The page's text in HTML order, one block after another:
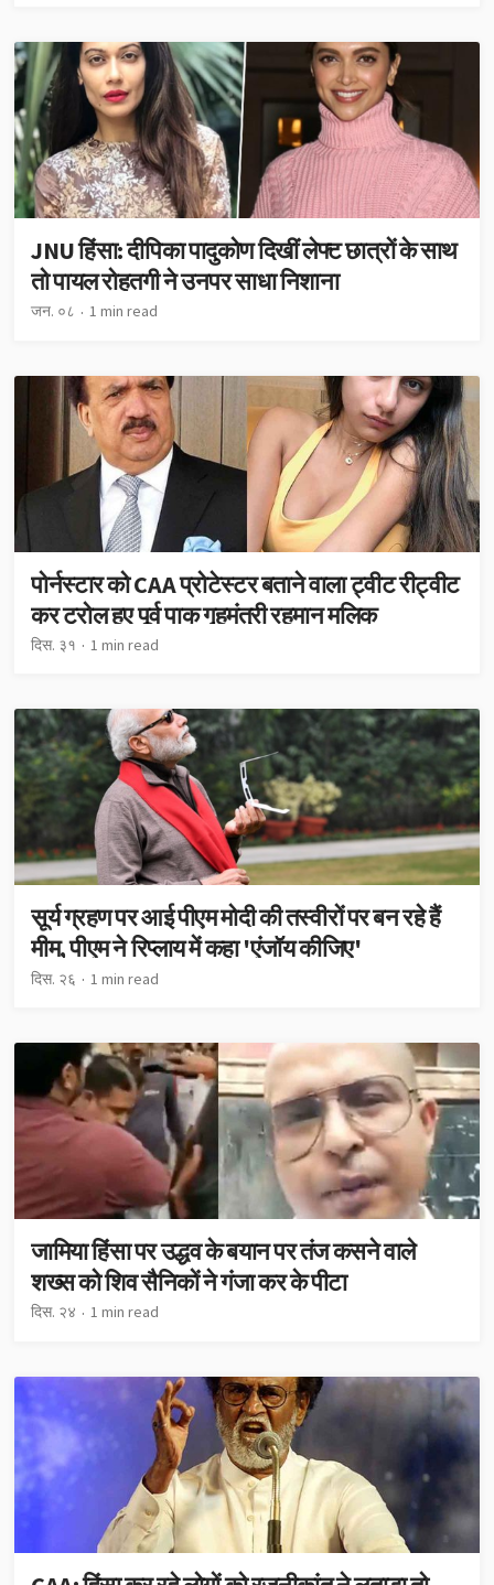
JNU हिंसा: दीपिका पादुकोण दिखीं लेफ्ट छात्रों के साथ
तो पायल रोहतगी ने उनपर साधा निशाना
जन. ०८ 1 min read
पोर्नस्टार को CAA प्रोटेस्टर बताने वाला ट्वीट रीट्वीट
कर ट्रोल हुए पूर्व पाक गृहमंत्री रहमान मलिक
दिस. ३१ 1 min read
सूर्य ग्रहण पर आई पीएम मोदी की तस्वीरों पर बन रहे हैं
मीम, पीएम ने रिप्लाय में कहा 'एंजॉय कीजिए'
दिस. २६ 1 min read
जामिया हिंसा पर उद्धव के बयान पर तंज कसने वाले
शख्स को शिव सैनिकों ने गंजा कर के पीटा
दिस. २४ 1 min read